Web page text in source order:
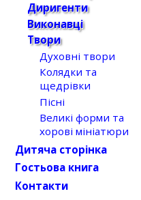
Диригенти
Виконавці
Твори
Духовні твори
Колядки та
щедрівки
Пісні
Великі форми та
хорові мініатюри
Дитяча сторінка
Гостьова книга
Контакти